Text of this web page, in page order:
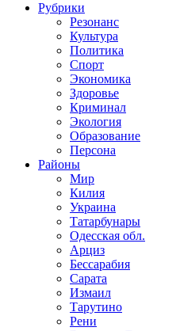
Рубрики
Резонанс
Культура
Политика
Спорт
Экономика
Здоровье
Криминал
Экология
Образование
Персона
Районы
Мир
Килия
Украина
Татарбунары
Одесская обл.
Арциз
Бессарабия
Сарата
Измаил
Тарутино
Рени